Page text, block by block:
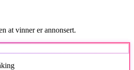
at vinner er annonsert.